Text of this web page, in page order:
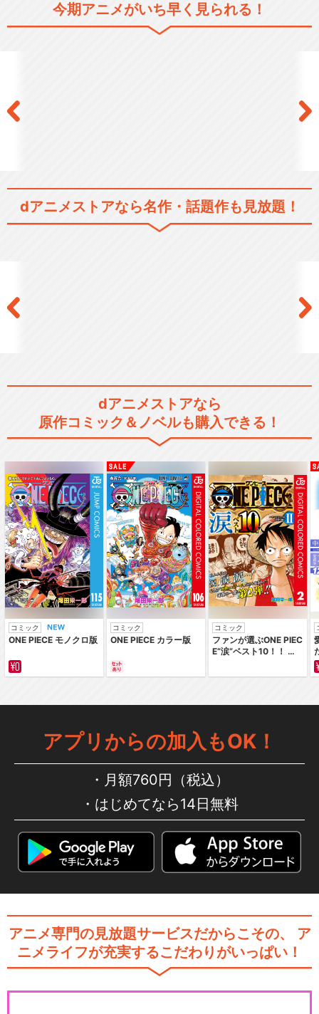
今期アニメがいち早く見られる！
dアニメストアなら名作・話題作も見放題！
dアニメストアなら
原作コミック＆ノベルも購入できる！
コミック
ONE PIECE モノクロ版
コミック
ONE PIECE カラー版
コミック
ファンが選ぶONE PIEC
E“涙”ベスト10！！ ～
編～ カラー版
アプリからの加入もOK！
月額760円（税込）
はじめてなら14日無料
アニメ専門の見放題サービスだからこその、
ア
ニメライフが充実するこだわりがいっぱい！